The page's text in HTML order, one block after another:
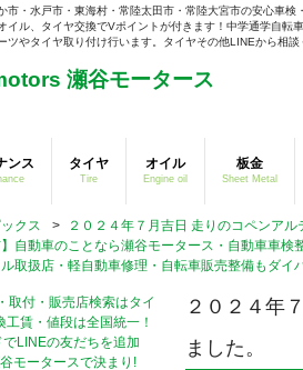
市・水戸市・東海村・常陸太田市・常陸大宮市の安心車
イル、タイヤ交換でVポイントが付きます！中学通学自転
ツやタイヤ取り付け行います。タイヤその他LINEから相
ンス タイヤ
Tire
オイル
Engine oil
板金
Sheet Metal
ックス >
２０２４年７月吉日 走りのコペンア
自動車のことなら瀬谷モータース・自動車車
取扱店・軽自動車修理・自転車販売整備もダイ
２０２４年
ました。